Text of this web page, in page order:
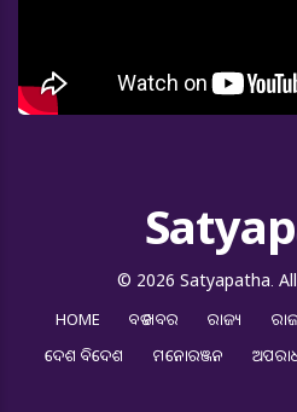
© 2026 Satyapatha.
HOME ବଡ ଖବର ରାଜ୍ୟ
ଦେଶ ବିଦେଶ
ମନୋରଞ୍ଜନ